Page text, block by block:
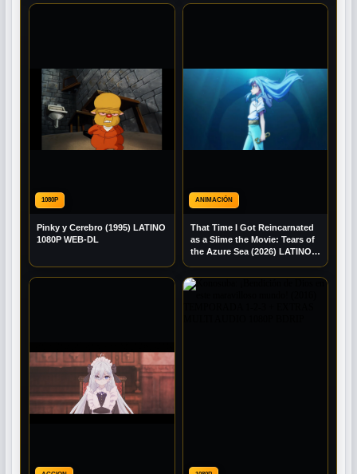
1080P
Pinky y Cerebro (1995) LATINO
1080P WEB-DL
ANIMACIÓN
That Time I Got Reincarnated
as a Slime the Movie: Tears of
the Azure Sea (2026) LATINO